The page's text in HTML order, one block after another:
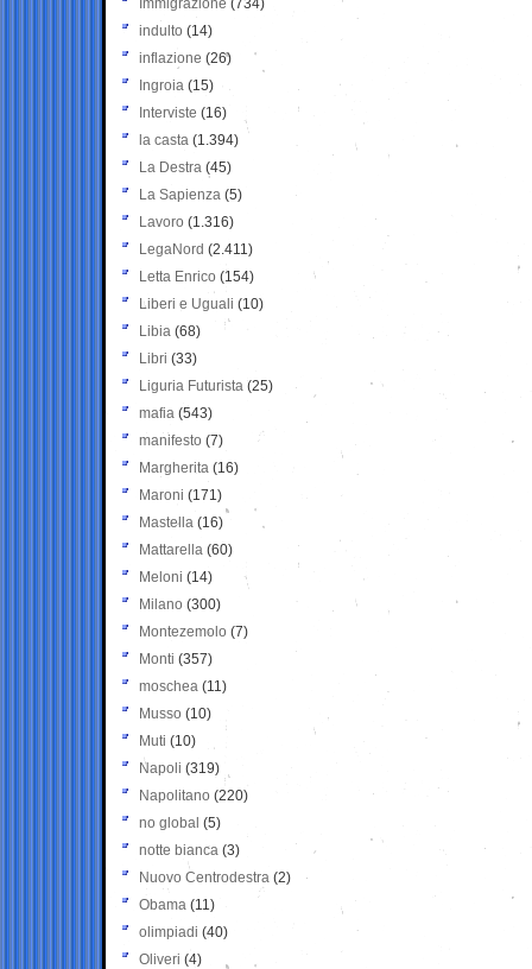
Immigrazione (734)
indulto (14)
inflazione (26)
Ingroia (15)
Interviste (16)
la casta (1.394)
La Destra (45)
La Sapienza (5)
Lavoro (1.316)
LegaNord (2.411)
Letta Enrico (154)
Liberi e Uguali (10)
Libia (68)
Libri (33)
Liguria Futurista (25)
mafia (543)
manifesto (7)
Margherita (16)
Maroni (171)
Mastella (16)
Mattarella (60)
Meloni (14)
Milano (300)
Montezemolo (7)
Monti (357)
moschea (11)
Musso (10)
Muti (10)
Napoli (319)
Napolitano (220)
no global (5)
notte bianca (3)
Nuovo Centrodestra (2)
Obama (11)
olimpiadi (40)
Oliveri (4)